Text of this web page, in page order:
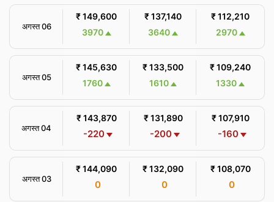
अगस्त 06
₹ 149,600
3970
₹ 137,140
3640
₹ 112,210
2970
अगस्त 05
₹ 145,630
1760
₹ 133,500
1610
₹ 109,240
1330
अगस्त 04
₹ 143,870
-220
₹ 131,890
-200
₹ 107,910
-160
अगस्त 03
₹ 144,090
0
₹ 132,090
0
₹ 108,070
0